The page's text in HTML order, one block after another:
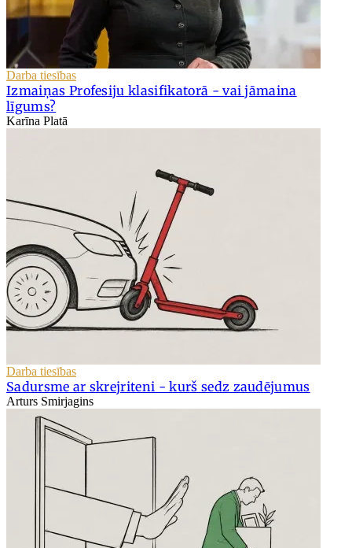
Darba tiesības
Izmaiņas Profesiju klasifikatorā - vai jāmaina
līgums?
Karīna Platā
Darba tiesības
Sadursme ar skrejriteni - kurš sedz zaudējumus
Arturs Smirjagins